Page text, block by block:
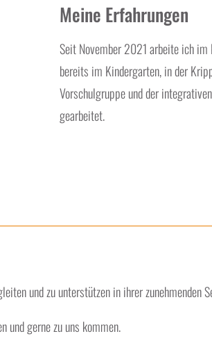
Meine Erfahrungen
Seit November 2021 arbeite ich im
bereits im Kindergarten, in der
Vorschulgruppe und der
gearbeitet.
und zu unterstützen in ihrer zunehmenden
und gerne zu uns kommen.